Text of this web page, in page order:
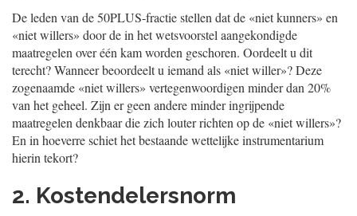
De leden van de 50PLUS-fractie stellen dat de «niet kunners» en
«niet willers» door de in het wetsvoorstel aangekondigde
maatregelen over één kam worden geschoren. Oordeelt u dit
terecht? Wanneer beoordeelt u iemand als «niet willer»? Deze
zogenaamde «niet willers» vertegenwoordigen minder dan 20%
van het geheel. Zijn er geen andere minder ingrijpende
maatregelen denkbaar die zich louter richten op de «niet willers»?
En in hoeverre schiet het bestaande wettelijke instrumentarium
hierin tekort?
2. Kostendelersnorm